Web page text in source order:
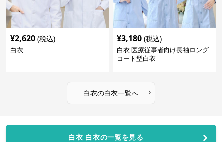
¥2,620 (税込)
白衣
¥3,180 (税込)
白衣 医療従事者向け長袖ロング
コート型白衣
白衣の白衣一覧へ ›
白衣 白衣の一覧を見る